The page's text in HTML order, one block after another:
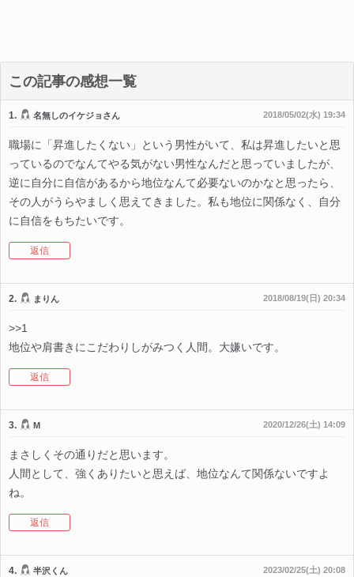
この記事の感想一覧
1. 名無しのイケジョさん 2018/05/02(水) 19:34
職場に「昇進したくない」という男性がいて、私は昇進したいと思
っているのでなんてやる気がない男性なんだと思っていましたが、
逆に自分に自信があるから地位なんて必要ないのかなと思ったら、
その人がうらやましく思えてきました。私も地位に関係なく、自分
に自信をもちたいです。
返信
2. まりん 2018/08/19(日) 20:34
>>1
地位や肩書きにこだわりしがみつく人間。大嫌いです。
返信
3. M 2020/12/26(土) 14:09
まさしくその通りだと思います。
人間として、強くありたいと思えば、地位なんて関係ないですよ
ね。
返信
4. 半沢くん 2023/02/25(土) 20:08